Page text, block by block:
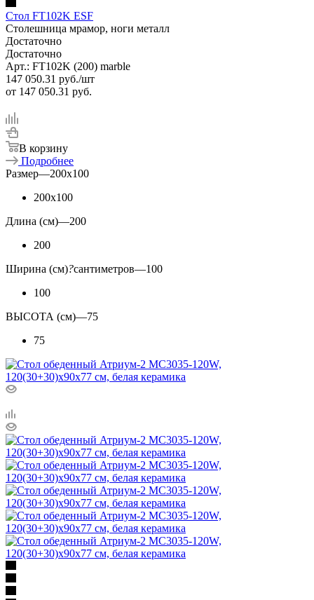
Стол FT102K ESF
Столешница мрамор, ноги металл
Достаточно
Достаточно
Арт.: FT102K (200) marble
147 050.31 руб./шт
от 147 050.31 руб.
В корзину
Подробнее
Размер—200x100
200x100
Длина (см)—200
200
Ширина (см)?сантиметров—100
100
ВЫСОТА (см)—75
75